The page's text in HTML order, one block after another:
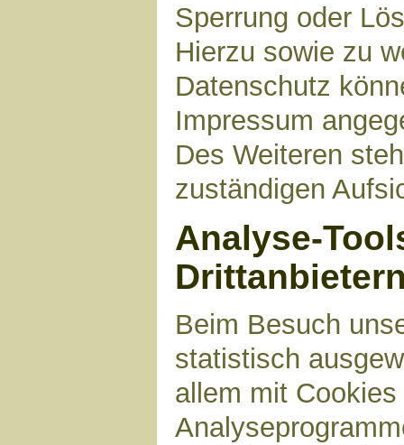
Sperrung oder
Hierzu sowie zu
Datenschutz
Impressum
Des Weiteren
zuständigen
Analyse-
Beim Besuch
statistisch
allem mit